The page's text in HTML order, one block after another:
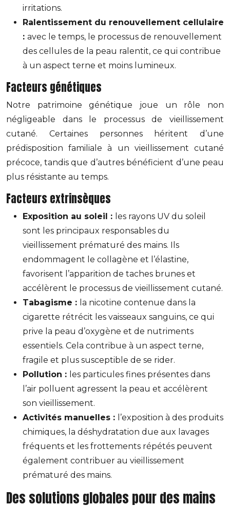
irritations.
Ralentissement du renouvellement cellulaire
: avec le temps, le processus de renouvellement
des cellules de la peau ralentit, ce qui contribue
à un aspect terne et moins lumineux.
Facteurs génétiques
Notre patrimoine génétique joue un rôle non
négligeable dans le processus de vieillissement
cutané. Certaines personnes héritent d’une
prédisposition familiale à un vieillissement cutané
précoce, tandis que d’autres bénéficient d’une peau
plus résistante au temps.
Facteurs extrinsèques
Exposition au soleil : les rayons UV du soleil
sont les principaux responsables du
vieillissement prématuré des mains. Ils
endommagent le collagène et l’élastine,
favorisent l’apparition de taches brunes et
accélèrent le processus de vieillissement cutané.
Tabagisme : la nicotine contenue dans la
cigarette rétrécit les vaisseaux sanguins, ce qui
prive la peau d’oxygène et de nutriments
essentiels. Cela contribue à un aspect terne,
fragile et plus susceptible de se rider.
Pollution : les particules fines présentes dans
l’air polluent agressent la peau et accélèrent
son vieillissement.
Activités manuelles : l’exposition à des produits
chimiques, la déshydratation due aux lavages
fréquents et les frottements répétés peuvent
également contribuer au vieillissement
prématuré des mains.
Des solutions globales pour des mains